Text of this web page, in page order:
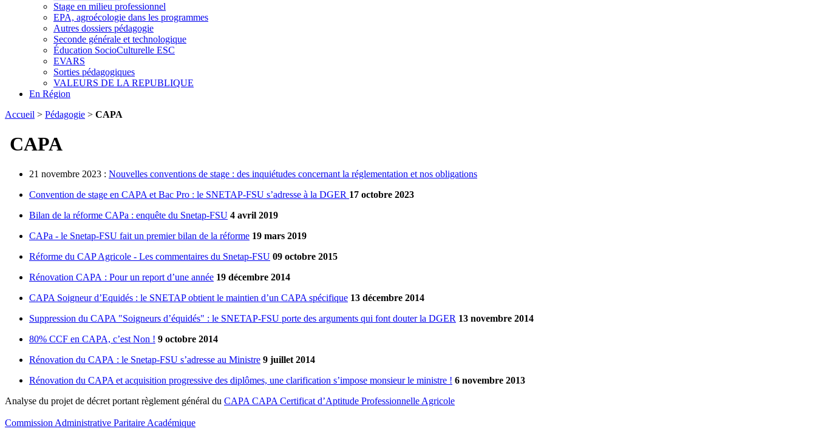
Stage en milieu professionnel
EPA, agroécologie dans les programmes
Autres dossiers pédagogie
Seconde générale et technologique
Éducation SocioCulturelle ESC
EVARS
Sorties pédagogiques
VALEURS DE LA REPUBLIQUE
En Région
Accueil > Pédagogie > CAPA
CAPA
21 novembre 2023 : Nouvelles conventions de stage : des inquiétudes concernant la réglementation et nos obligations
Convention de stage en CAPA et Bac Pro : le SNETAP-FSU s’adresse à la DGER 17 octobre 2023
Bilan de la réforme CAPa : enquête du Snetap-FSU 4 avril 2019
CAPa - le Snetap-FSU fait un premier bilan de la réforme 19 mars 2019
Réforme du CAP Agricole - Les commentaires du Snetap-FSU 09 octobre 2015
Rénovation CAPA : Pour un report d’une année 19 décembre 2014
CAPA Soigneur d’Equidés : le SNETAP obtient le maintien d’un CAPA spécifique 13 décembre 2014
Suppression du CAPA "Soigneurs d’équidés" : le SNETAP-FSU porte des arguments qui font douter la DGER 13 novembre 2014
80% CCF en CAPA, c’est Non ! 9 octobre 2014
Rénovation du CAPA : le Snetap-FSU s’adresse au Ministre 9 juillet 2014
Rénovation du CAPA et acquisition progressive des diplômes, une clarification s’impose monsieur le ministre ! 6 novembre 2013
Analyse du projet de décret portant règlement général du CAPA CAPA Certificat d’Aptitude Professionnelle Agricole
Commission Administrative Paritaire Académique